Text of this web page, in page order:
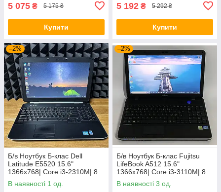
5 075 ₴ 5 175 ₴
Купити
5 192 ₴ 5 292 ₴
Купити
–2%
Б/в Ноутбук Б-клас Dell
Latitude E5520 15.6"
1366x768| Core i3-2310M| 8
GB RAM| 128 GB SSD| HD
3000
В наявності 1 од.
–2%
Б/в Ноутбук Б-клас Fujitsu
LifeBook A512 15.6"
1366x768| Core i3-3110M| 8
GB RAM| 320 GB HDD| HD
4000
В наявності 3 од.